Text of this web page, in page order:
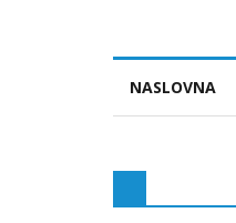
NASLOVNA